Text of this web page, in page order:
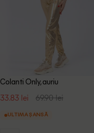
Colanti Only, auriu
33.83 lei 69.90 lei
ULTIMA ȘANSĂ